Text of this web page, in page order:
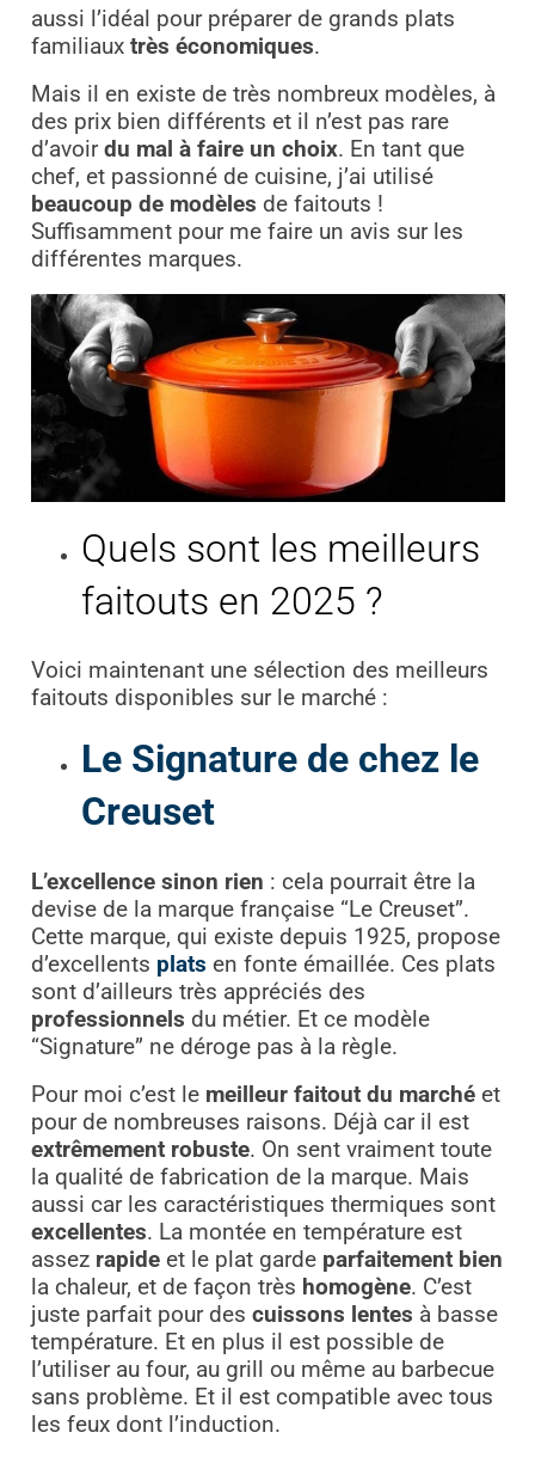
aussi l’idéal pour préparer de grands plats
familiaux très économiques.
Mais il en existe de très nombreux modèles, à
des prix bien différents et il n’est pas rare
d’avoirdu mal à faire un choix. En tant que
chef, et passionné de cuisine, j’ai utilisé
beaucoup de modèles de faitouts !
Suffisamment pour me faire un avis sur les
différentes marques.
Quels sont les meilleurs
faitouts en 2025 ?
Voici maintenant une sélection des meilleurs
faitouts disponibles sur le marché :
Le Signature de chez le
Creuset
L’excellence sinon rien : cela pourrait être la
devise de la marque française “Le Creuset”.
Cette marque, qui existe depuis 1925, propose
d’excellents plats en fonte émaillée. Ces plats
sont d’ailleurs très appréciés des
professionnels du métier. Et ce modèle
“Signature” ne déroge pas à la règle.
Pour moi c’est le meilleur faitout du marchéet
pour de nombreuses raisons. Déjà car il est
extrêmement robuste. On sent vraiment toute
la qualité de fabrication de la marque. Mais
aussi car les caractéristiques thermiques sont
excellentes. La montée en température est
assez rapideet le plat garde parfaitement bien
la chaleur, et de façon très homogène. C’est
juste parfait pour des cuissons lentes à basse
température. Et en plus il est possible de
l’utiliser au four, au grill ou même au barbecue
sans problème. Et il est compatible avec tous
les feux dont l’induction.